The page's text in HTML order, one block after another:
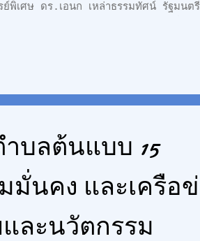
ร.เอนก เหล่าธรรมทัศน์ รัฐมนตรีว่า
เวนชั่นเซ็นเตอร์ เซ็นทรัลเวิลด์ โดยมีผู้เข้
บลต้นแบบ 15
นคง และเครือ
ละนวัตกรรม